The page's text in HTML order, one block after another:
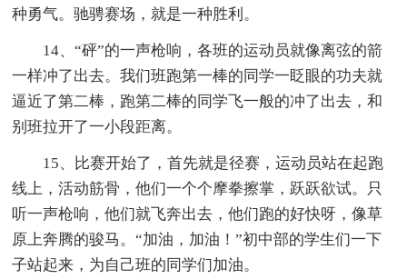
种勇气。驰骋赛场，就是一种胜利。
14、“砰”的一声枪响，各班的运动员就像离弦的箭
一样冲了出去。我们班跑第一棒的同学一眨眼的功夫就
逼近了第二棒，跑第二棒的同学飞一般的冲了出去，和
别班拉开了一小段距离。
15、比赛开始了，首先就是径赛，运动员站在起跑
线上，活动筋骨，他们一个个摩拳擦掌，跃跃欲试。只
听一声枪响，他们就飞奔出去，他们跑的好快呀，像草
原上奔腾的骏马。“加油，加油！”初中部的学生们一下
子站起来，为自己班的同学们加油。